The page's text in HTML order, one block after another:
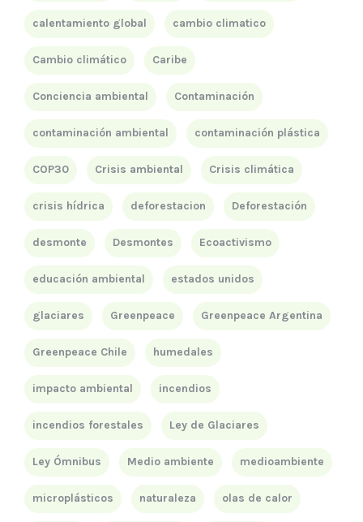
calentamiento global cambio climatico
Cambio climático Caribe
Conciencia ambiental Contaminación
contaminación ambiental contaminación plástica
COP30 Crisis ambiental Crisis climática
crisis hídrica deforestacion Deforestación
desmonte Desmontes Ecoactivismo
educación ambiental estados unidos
glaciares Greenpeace Greenpeace Argentina
Greenpeace Chile humedales
impacto ambiental incendios
incendios forestales Ley de Glaciares
Ley Ómnibus Medio ambiente medioambiente
microplásticos naturaleza olas de calor